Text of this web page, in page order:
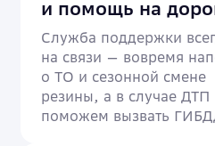
и помощь на
Служба поддержки
на связи — вовремя
о ТО и сезонной смене
резины, а в случае ДТП
поможем вызвать